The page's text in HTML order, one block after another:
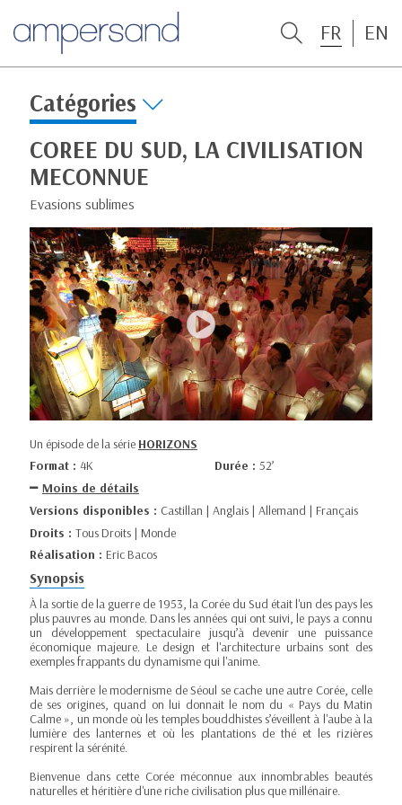
FR EN
Catégories
COREE DU SUD, LA CIVILISATION
MECONNUE
Evasions sublimes
Un épisode de la série HORIZONS
Format : 4K Durée : 52’
Moins de détails
Versions disponibles : Castillan | Anglais | Allemand | Français
Droits : Tous Droits | Monde
Réalisation : Eric Bacos
Synopsis
À la sortie de la guerre de 1953, la Corée du Sud était l'un des pays les
plus pauvres au monde. Dans les années qui ont suivi, le pays a connu
un développement spectaculaire jusqu’à devenir une puissance
économique majeure. Le design et l'architecture urbains sont des
exemples frappants du dynamisme qui l'anime.
Mais derrière le modernisme de Séoul se cache une autre Corée, celle
de ses origines, quand on lui donnait le nom du « Pays du Matin
Calme », un monde où les temples bouddhistes s’éveillent à l'aube à la
lumière des lanternes et où les plantations de thé et les rizières
respirent la sérénité.
Bienvenue dans cette Corée méconnue aux innombrables beautés
naturelles et héritière d'une riche civilisation plus que millénaire.